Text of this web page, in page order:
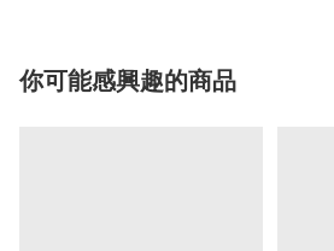
你可能感興趣的商品